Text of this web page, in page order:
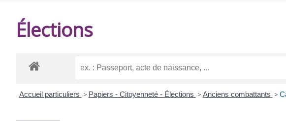
Élections
Accueil particuliers > Papiers - Citoyenneté - Élections > Anciens combattants >